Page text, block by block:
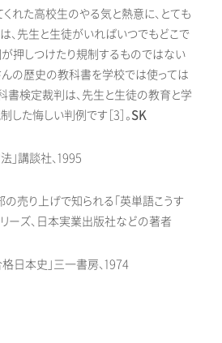
れた高校生のやる気と熱意に、とても
、先生と生徒がいればいつでもどこで
が押しつけたり規制するものではない
んの歴史の教科書を学校では使っては
書検定裁判は、先生と生徒の教育と学
た悔しい判例です［3］。SK
」講談社、1995
売り上げで知られる「英単語こうす
ーズ、日本実業出版社などの著者
日本史」三一書房、1974